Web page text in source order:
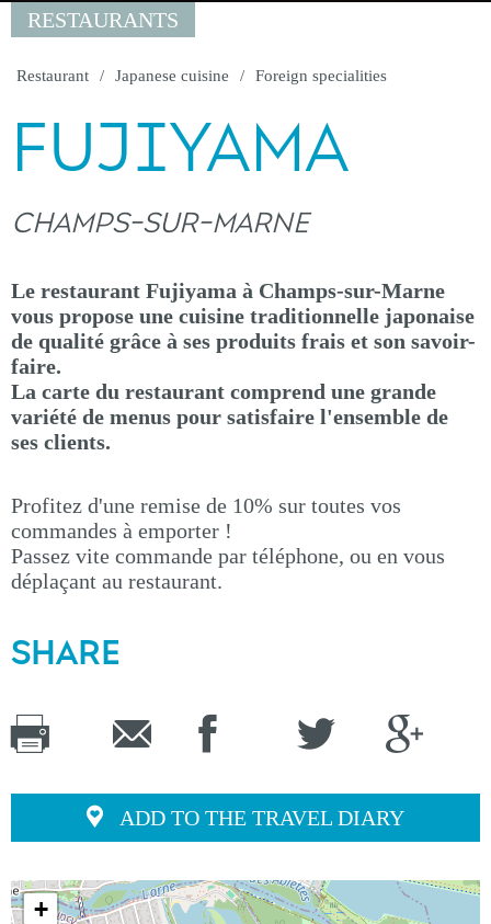
RESTAURANTS
Restaurant Japanese cuisine Foreign specialities
FUJIYAMA
CHAMPS-SUR-MARNE
Le restaurant Fujiyama à Champs-sur-Marne
vous propose une cuisine traditionnelle japonaise
de qualité grâce à ses produits frais et son savoir-
faire.
La carte du restaurant comprend une grande
variété de menus pour satisfaire l'ensemble de
ses clients.
Profitez d'une remise de 10% sur toutes vos
commandes à emporter !
Passez vite commande par téléphone, ou en vous
déplaçant au restaurant.
SHARE
ADD TO THE TRAVEL DIARY
+